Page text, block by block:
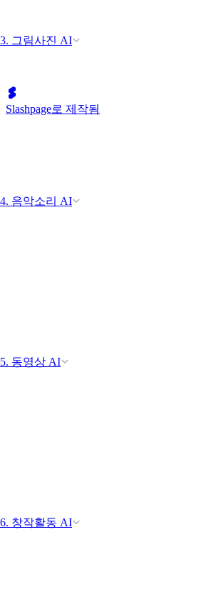
3. 그림사진 AI
4. 음악소리 AI
5. 동영상 AI
6. 창작활동 AI
Slashpage로 제작됨